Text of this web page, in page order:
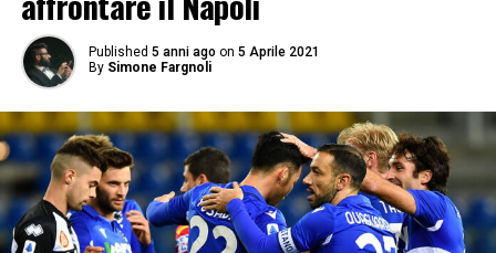
Published 5 anni ago on 5 Aprile 2021
By Simone Fargnoli